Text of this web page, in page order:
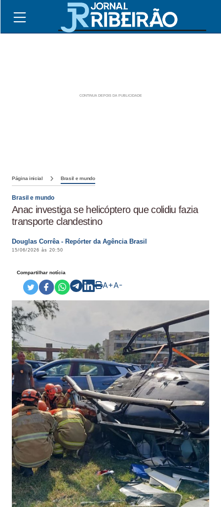
Página inicial Brasil e mundo
Brasil e mundo
Anac investiga se helicóptero que colidiu fazia
transporte clandestino
Douglas Corrêa - Repórter da Agência Brasil
15/06/2026 às 20:50
Compartilhar notícia
A+A-